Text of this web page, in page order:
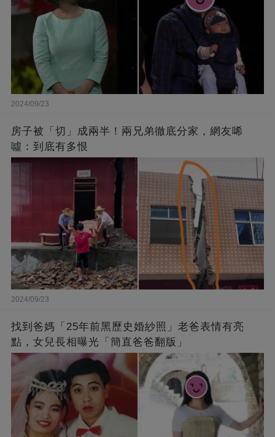
2024/09/23
房子被「切」成兩半！兩兄弟徹底分家，網友唏
噓：到底有多恨
2024/09/23
找到爸媽「25年前黑歷史婚紗照」老爸表情有亮
點，女兒長相曝光「簡直爸爸翻版」